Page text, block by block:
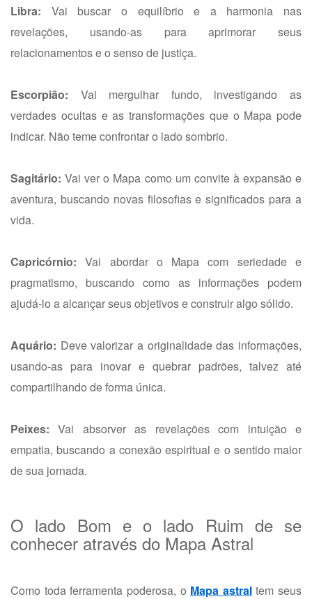
Libra: Vai buscar o equilíbrio e a harmonia nas
revelações, usando-as para aprimorar seus
relacionamentos e o senso de justiça.
Escorpião: Vai mergulhar fundo, investigando as
verdades ocultas e as transformações que o Mapa pode
indicar. Não teme confrontar o lado sombrio.
Sagitário: Vai ver o Mapa como um convite à expansão e
aventura, buscando novas filosofias e significados para a
vida.
Capricórnio: Vai abordar o Mapa com seriedade e
pragmatismo, buscando como as informações podem
ajudá-lo a alcançar seus objetivos e construir algo sólido.
Aquário: Deve valorizar a originalidade das informações,
usando-as para inovar e quebrar padrões, talvez até
compartilhando de forma única.
Peixes: Vai absorver as revelações com intuição e
empatia, buscando a conexão espiritual e o sentido maior
de sua jornada.
O lado Bom e o lado Ruim de se
conhecer através do Mapa Astral
Como toda ferramenta poderosa, o Mapa astraltem seus